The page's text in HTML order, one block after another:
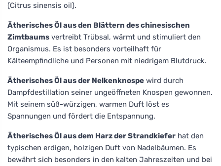
(Citrus sinensis oil).
Ätherisches Öl aus den Blättern des chinesischen
Zimtbaums vertreibt Trübsal, wärmt und stimuliert den
Organismus. Es ist besonders vorteilhaft für
Kälteempfindliche und Personen mit niedrigem Blutdruck.
Ätherisches Öl aus der Nelkenknospe wird durch
Dampfdestillation seiner ungeöffneten Knospen gewonnen.
Mit seinem süß-würzigen, warmen Duft löst es
Spannungen und fördert die Entspannung.
Ätherisches Öl aus dem Harz der Strandkiefer hat den
typischen erdigen, holzigen Duft von Nadelbäumen. Es
bewährt sich besonders in den kalten Jahreszeiten und bei